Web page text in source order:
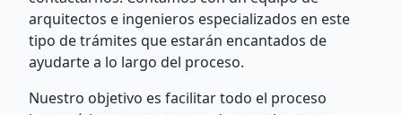
arquitectos e ingenieros especializados en este
tipo de trámites que estarán encantados de
ayudarte a lo largo del proceso.
Nuestro objetivo es facilitar todo el proceso